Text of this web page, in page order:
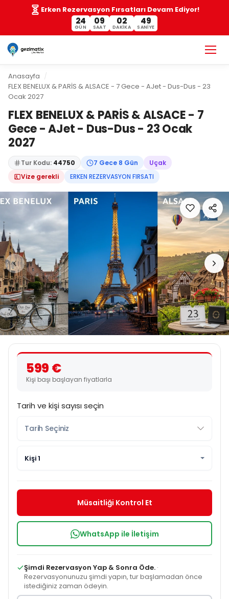
Erken Rezervasyon Fırsatları Devam Ediyor!
24
GÜN
09
SAAT
02
DAKIKA
49
SANIYE
Anasayfa
FLEX BENELUX & PARİS & ALSACE - 7 Gece - AJet - Dus-Dus - 23
Ocak 2027
FLEX BENELUX & PARİS & ALSACE - 7
Gece - AJet - Dus-Dus - 23 Ocak
2027
Tur Kodu: 44750 7 Gece 8 Gün
Uçak
Vize gerekli
ERKEN REZERVASYON FIRSATI
599 €
Kişi başı başlayan fiyatlarla
Tarih ve kişi sayısı seçin
Kişi 1
Müsaitliği Kontrol Et
WhatsApp ile İletişim
Şimdi Rezervasyon Yap & Sonra Öde. ·
Rezervasyonunuzu şimdi yapın, tur başlamadan önce
istediğiniz zaman ödeyin.